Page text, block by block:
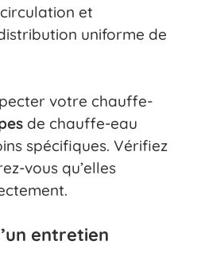
et
uniforme de
votre chauffe-
de chauffe-eau
spécifiques. Vérifiez
vous qu’elles
entretien